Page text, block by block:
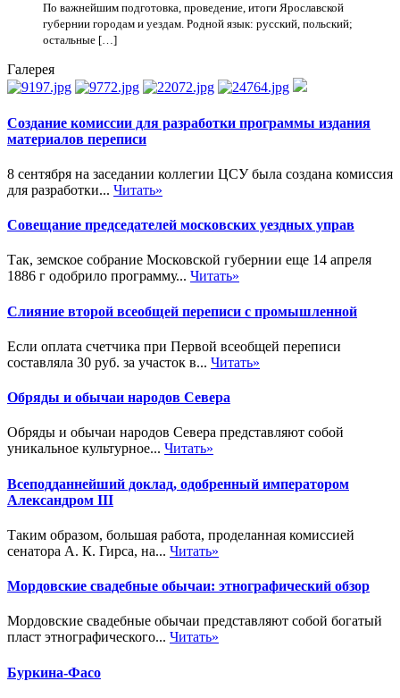
По важнейшим подготовка, проведение, итоги Ярославской
губернии городам и уездам. Родной язык: русский, польский;
остальные […]
Галерея
Создание комиссии для разработки программы издания
материалов переписи
8 сентября на заседании коллегии ЦСУ была создана комиссия
для разработки... Читать»
Совещание председателей московских уездных управ
Так, земское собрание Московской губернии еще 14 апреля
1886 г одобрило программу... Читать»
Слияние второй всеобщей переписи с промышленной
Если оплата счетчика при Первой всеобщей переписи
составляла 30 руб. за участок в... Читать»
Обряды и обычаи народов Севера
Обряды и обычаи народов Севера представляют собой
уникальное культурное... Читать»
Всеподданнейший доклад, одобренный императором
Александром III
Таким образом, большая работа, проделанная комиссией
сенатора А. К. Гирса, на... Читать»
Мордовские свадебные обычаи: этнографический обзор
Мордовские свадебные обычаи представляют собой богатый
пласт этнографического... Читать»
Буркина-Фасо